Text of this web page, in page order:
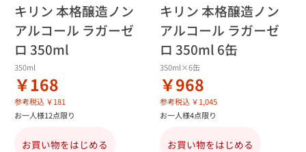
キリン 本格醸造ノン
アルコール ラガーゼ
ロ 350ml
350ml
￥168
参考税込 ￥181
お一人様12点限り
お買い物をはじめる
キリン 本格醸造ノン
アルコール ラガーゼ
ロ 350ml 6缶
350ml×6缶
￥968
参考税込 ￥1,045
お一人様4点限り
お買い物をはじめる